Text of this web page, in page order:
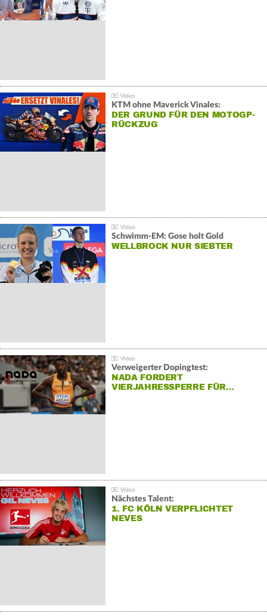
KTM ohne Maverick Vinales:
DER GRUND FÜR DEN MOTOGP-
RÜCKZUG
Schwimm-EM: Gose holt Gold
WELLBROCK NUR SIEBTER
Verweigerter Dopingtest:
NADA FORDERT
VIERJAHRESSPERRE FÜR…
Nächstes Talent:
1. FC KÖLN VERPFLICHTET
NEVES